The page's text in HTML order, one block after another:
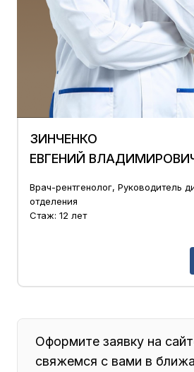
ЗИНЧЕНКО
ЕВГЕНИЙ
Врач-рентгенолог, Руководитель
отделения
Стаж: 12 лет
Оформите заявку на
свяжемся с вами в